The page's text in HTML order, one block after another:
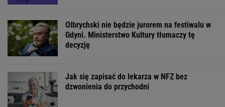
Olbrychski nie będzie jurorem na festiwalu w
Gdyni. Ministerstwo Kultury tłumaczy tę
decyzję
Jak się zapisać do lekarza w NFZ bez
dzwonienia do przychodni